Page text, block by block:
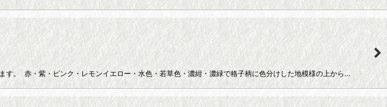
。 赤・紫・ピンク・レモンイエロー・水色・若草色・濃紺・濃緑で格子柄に色分けした地模様の上から…